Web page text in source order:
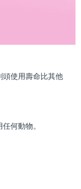
頭使用壽命比其他
何動物。